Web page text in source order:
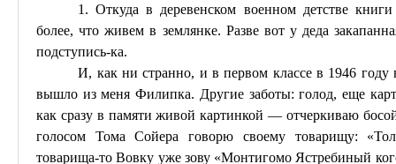
1. Откуда в деревенском военном детстве
более, что живем в землянке. Разве вот у деда
подступись-ка.
И, как ни странно, и в первом классе в 1946
вышло из меняФилипка. Другие заботы: голод, еще
как сразу в памяти живой картинкой — отчеркиваю
голосом ТомаСойера говорю своему товарищу:
товарища-то Вовку уже зову «Монтигомо Ястребиный